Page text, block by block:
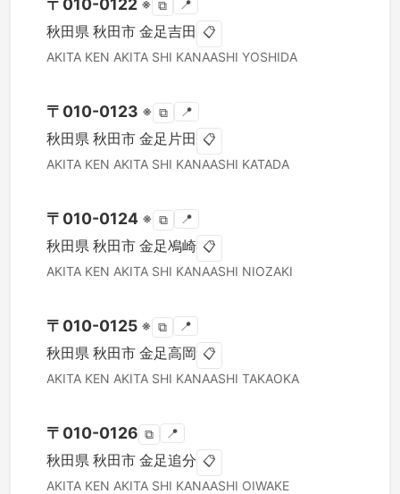
〒 010-0122 ※ ⧉ 📍
秋田県 秋田市 金足吉田 📋
AKITA KEN AKITA SHI KANAASHI YOSHIDA
〒 010-0123 ※ ⧉ 📍
秋田県 秋田市 金足片田 📋
AKITA KEN AKITA SHI KANAASHI KATADA
〒 010-0124 ※ ⧉ 📍
秋田県 秋田市 金足鳰崎 📋
AKITA KEN AKITA SHI KANAASHI NIOZAKI
〒 010-0125 ※ ⧉ 📍
秋田県 秋田市 金足高岡 📋
AKITA KEN AKITA SHI KANAASHI TAKAOKA
〒 010-0126 ⧉ 📍
秋田県 秋田市 金足追分 📋
AKITA KEN AKITA SHI KANAASHI OIWAKE